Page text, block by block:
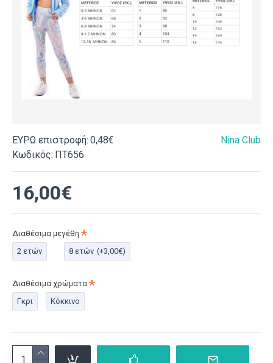
ΕΥΡΩ επιστροφή: 0,48€
Κωδικός: ΠΤ656
Nina Club
16,00€
Διαθέσιμα μεγέθη
2 ετών
8 ετών (+3,00€)
Διαθέσιμα χρώματα
Γκρι
Κόκκινο